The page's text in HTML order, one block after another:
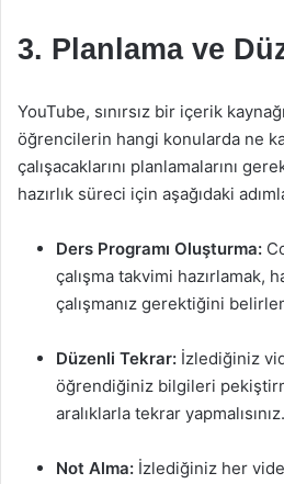
3. Planlama ve
YouTube, sınırsız bir içerik
öğrencilerin hangi konularda ne
çalışacaklarını planlamalarını
hazırlık süreci için aşağıdaki
Ders Programı Oluşturma:
çalışma takvimi hazırlamak,
çalışmanız gerektiğini
Düzenli Tekrar: İzlediğiniz
öğrendiğiniz bilgileri
aralıklarla tekrar yapmalısınız.
Not Alma: İzlediğiniz her